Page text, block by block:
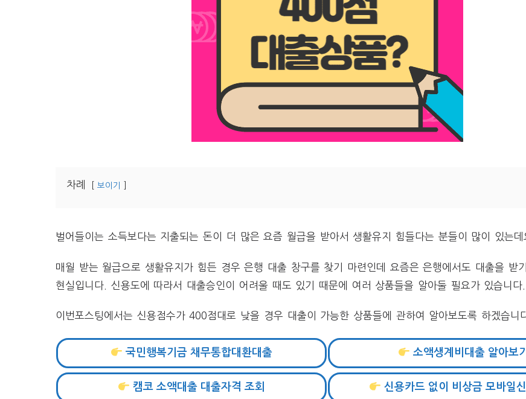
차례 보이기
벌어들이는 소득보다는 지출되는 돈이 더 많은 요즘 월급을 받아서 생활유지 힘들다는 분들이 많이 있는데
매월 받는 월급으로 생활유지가 힘든 경우 은행 대출 창구를 찾기 마련인데 요즘은 은행에서도 대출을 받
현실입니다. 신용도에 따라서 대출승인이 어려울 때도 있기 때문에 여러 상품들을 알아둘 필요가 있습니다.
이번포스팅에서는 신용점수가 400점대로 낮을 경우 대출이 가능한 상품들에 관하여 알아보도록 하겠습니
국민행복기금 채무통합대환대출 소액생계비대출 알아보기
캠코 소액대출 대출자격 조회 신용카드 없이 비상금 모바일신